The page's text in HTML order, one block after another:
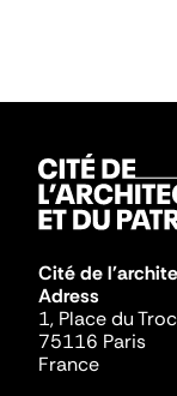
Cité de
Adress
1, Place du
75116 Paris
France